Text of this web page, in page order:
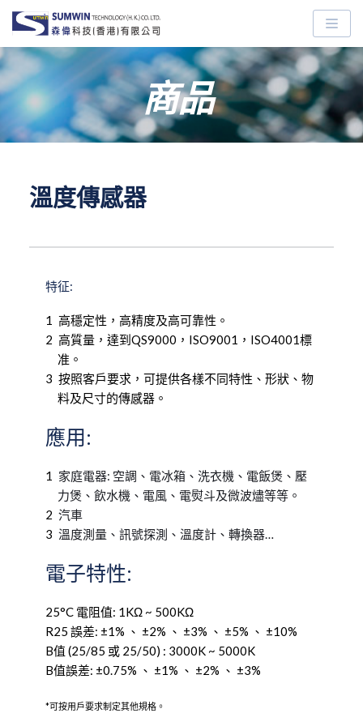
Skip
to
content
商品
溫度傳感器
特征:
高穩定性，高精度及高可靠性。
高質量，達到QS9000，ISO9001，ISO4001標
准。
按照客戶要求，可提供各樣不同特性、形狀、物
料及尺寸的傳感器。
應用:
家庭電器: 空調、電冰箱、洗衣機、電飯煲、壓
力煲、飲水機、電風、電熨斗及微波燼等等。
汽車
溫度測量、訊號探測、溫度計、轉換器…
電子特性:
25°C 電阻值: 1KΩ ~ 500KΩ
R25 誤差: ±1% 、 ±2% 、 ±3% 、 ±5% 、 ±10%
B值 (25/85 或 25/50) : 3000K ~ 5000K
B值誤差: ±0.75% 、 ±1% 、 ±2% 、 ±3%
*可按用戶要求制定其他規格。